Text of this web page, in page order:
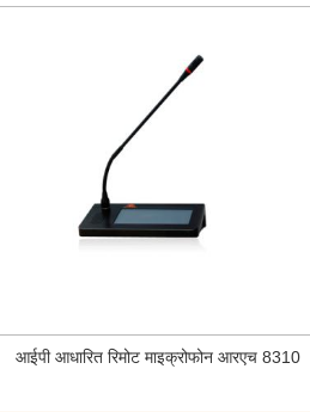
आईपी ​​आधारित रिमोट माइक्रोफोन आरएच 8310